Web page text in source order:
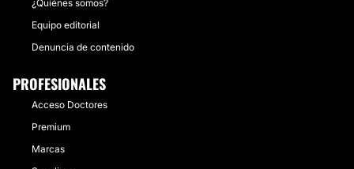
¿Quiénes somos?
Equipo editorial
Denuncia de contenido
PROFESIONALES
Acceso Doctores
Premium
Marcas